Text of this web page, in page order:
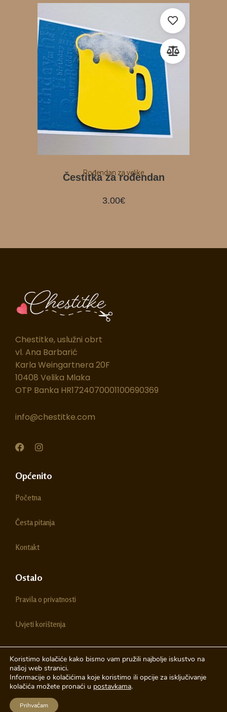
Rođendan za velike
Čestitka za rođendan
3.00€
Chestitke, uslužni obrt
vl. Ana Barbarić
Karla Weingartnera 20F
10408 Velika Mlaka
OTP Banka HR1724070001100690369
info@chestitke.com
F
e
b
o
I
t
r
m
Općenito
Početna
Česta pitanja
Kontakt
Ostalo
Pravila o privatnosti
Uvjeti korištenja
© 2026 Chestitke | Sva prava pridržava
Izrada web stranica A-Design
Koristimo kolačiće kako bismo vam pružili najbolje iskustvo na
našoj web stranici.
Informacije o kolačićima koje koristimo ili opcije za isključivanje
kolačića možete pronaći u postavkama.
Prihvaćam